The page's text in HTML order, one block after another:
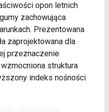
opon letnich
zachowująca
Prezentowana
zaprojektowana dla
przeznaczenie
struktura
indeks nośności